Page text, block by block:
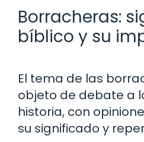
Borracheras:
bíblico y su
El tema de las
objeto de debate a
historia, con
su significado y